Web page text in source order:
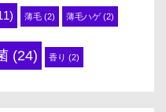
薄毛 (2) 薄毛ハゲ(2)
(24) 香り (2)